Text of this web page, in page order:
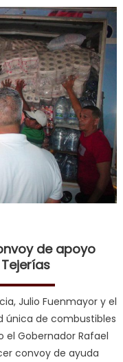
los carabobeños a
Las Tejerías
de apoyo
Julio Fuenmayor y el
única de combustibles
Gobernador Rafael
convoy de ayuda